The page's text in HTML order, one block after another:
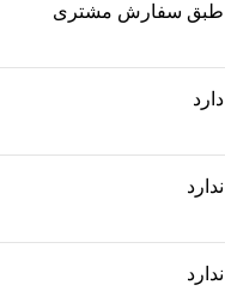
طبق سفارش مشتری
دارد
ندارد
ندارد